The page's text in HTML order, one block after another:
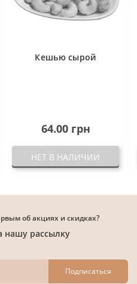
Кешью сырой
64.00 грн
НЕТ В НАЛИЧИИ
об акциях и скидках?
нашу рассылку
Подписаться